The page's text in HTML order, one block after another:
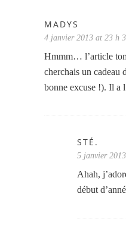
MADYS
4 janvier 2013 at 23 h
Hmmm… l’article
cherchais un cadeau
bonne excuse !). Il a
STÉ.
5 janvier
Ahah,
début